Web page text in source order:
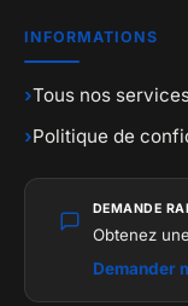
INFORMATIONS
›Tous nos
›Politique de
DEMANDE
Obtenez
Demander